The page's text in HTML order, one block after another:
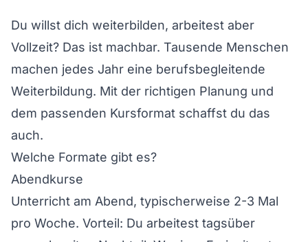
Du willst dich weiterbilden, arbeitest aber
Vollzeit? Das ist machbar. Tausende Menschen
machen jedes Jahr eine berufsbegleitende
Weiterbildung. Mit der richtigen Planung und
dem passenden Kursformat schaffst du das
auch.
Welche Formate gibt es?
Abendkurse
Unterricht am Abend, typischerweise 2-3 Mal
pro Woche. Vorteil: Du arbeitest tagsüber